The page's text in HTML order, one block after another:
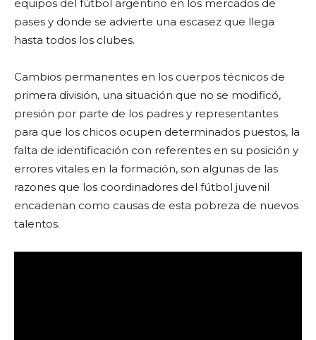
equipos del fútbol argentino en los mercados de
pases y donde se advierte una escasez que llega
hasta todos los clubes.
Cambios permanentes en los cuerpos técnicos de
primera división, una situación que no se modificó,
presión por parte de los padres y representantes
para que los chicos ocupen determinados puestos, la
falta de identificación con referentes en su posición y
errores vitales en la formación, son algunas de las
razones que los coordinadores del fútbol juvenil
encadenan como causas de esta pobreza de nuevos
talentos.